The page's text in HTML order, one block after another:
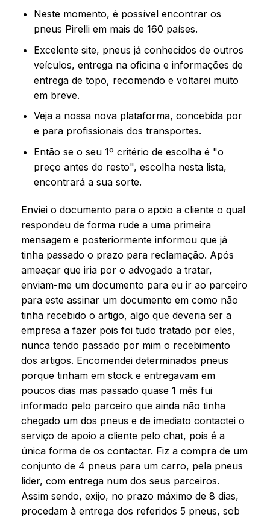
Neste momento, é possível encontrar os
pneus Pirelli em mais de 160 países.
Excelente site, pneus já conhecidos de outros
veículos, entrega na oficina e informações de
entrega de topo, recomendo e voltarei muito
em breve.
Veja a nossa nova plataforma, concebida por
e para profissionais dos transportes.
Então se o seu 1º critério de escolha é "o
preço antes do resto", escolha nesta lista,
encontrará a sua sorte.
Enviei o documento para o apoio a cliente o qual
respondeu de forma rude a uma primeira
mensagem e posteriormente informou que já
tinha passado o prazo para reclamação. Após
ameaçar que iria por o advogado a tratar,
enviam-me um documento para eu ir ao parceiro
para este assinar um documento em como não
tinha recebido o artigo, algo que deveria ser a
empresa a fazer pois foi tudo tratado por eles,
nunca tendo passado por mim o recebimento
dos artigos. Encomendei determinados pneus
porque tinham em stock e entregavam em
poucos dias mas passado quase 1 mês fui
informado pelo parceiro que ainda não tinha
chegado um dos pneus e de imediato contactei o
serviço de apoio a cliente pelo chat, pois é a
única forma de os contactar. Fiz a compra de um
conjunto de 4 pneus para um carro, pela pneus
lider, com entrega num dos seus parceiros.
Assim sendo, exijo, no prazo máximo de 8 dias,
procedam à entrega dos referidos 5 pneus, sob